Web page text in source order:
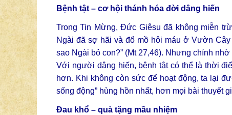
Bệnh tật – cơ hội thánh hóa đời dâng hiến
Trong Tin Mừng, Đức Giêsu đã không miễn
Ngài đã sợ hãi và đổ mồ hôi máu ở Vườn
sao Ngài bỏ con?” (Mt 27,46). Nhưng chính
Với người dâng hiến, bệnh tật có thể là thời
hơn. Khi không còn sức để hoạt động, ta lại
sống động” hùng hồn nhất, hơn mọi bài thuyết
Đau khổ – quà tặng mầu nhiệm